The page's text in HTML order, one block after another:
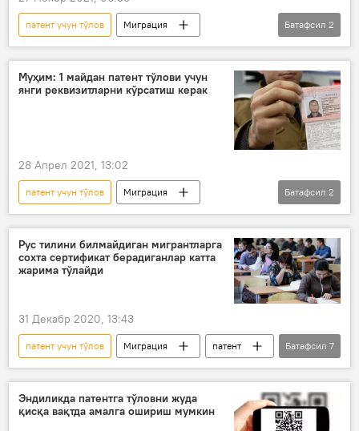
патент учун тўлов
Миграция
мигрантлар
патент
Батафсил 2
Муҳим: 1 майдан патент тўлови учун
янги реквизитларни кўрсатиш керак
28 Апрел 2021, 13:02
патент учун тўлов
Миграция
мигрантлар
патент
Батафсил 2
Рус тилини билмайдиган мигрантларга
сохта сертификат берадиганлар катта
жарима тўлайди
31 Декабр 2020, 13:43
патент учун тўлов Миграция
патент
тил ва адабиёт
Россия президенти
Россия фуқаролиги
вид на жительство
Владимир Путин
Россия
Батафсил 7
Эндиликда патентга тўловни жуда
қисқа вақтда амалга ошириш мумкин